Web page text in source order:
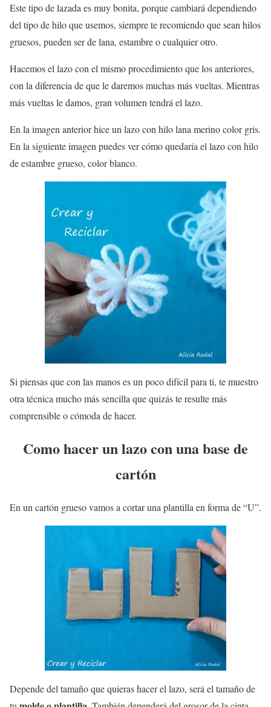
Este tipo de lazada es muy bonita, porque cambiará dependiendo
del tipo de hilo que usemos, siempre te recomiendo que sean hilos
gruesos, pueden ser de lana, estambre o cualquier otro.
Hacemos el lazo con el mismo procedimiento que los anteriores,
con la diferencia de que le daremos muchas más vueltas. Mientras
más vueltas le damos, gran volumen tendrá el lazo.
En la imagen anterior hice un lazo con hilo lana merino color gris.
En la siguiente imagen puedes ver cómo quedaría el lazo con hilo
de estambre grueso, color blanco.
Si piensas que con las manos es un poco difícil para ti, te muestro
otra técnica mucho más sencilla que quizás te resulte más
comprensible o cómoda de hacer.
Como hacer un lazo con una base de
cartón
En un cartón grueso vamos a cortar una plantilla en forma de “U”.
Depende del tamaño que quieras hacer el lazo, será el tamaño de